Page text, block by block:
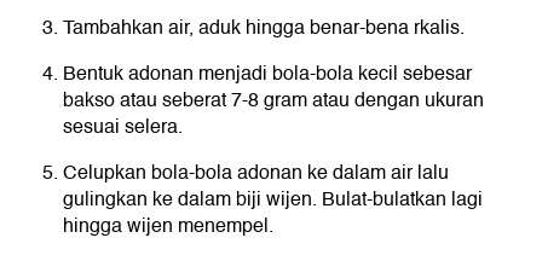
Tambahkan air, aduk hingga benar-bena rkalis.
Bentuk adonan menjadi bola-bola kecil sebesar
bakso atau seberat 7-8 gram atau dengan ukuran
sesuai selera.
Celupkan bola-bola adonan ke dalam air lalu
gulingkan ke dalam biji wijen. Bulat-bulatkan lagi
hingga wijen menempel.